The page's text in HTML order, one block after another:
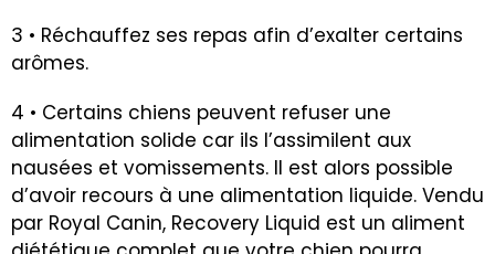
3 • Réchauffez ses repas afin d’exalter certains
arômes.
4 • Certains chiens peuvent refuser une
alimentation solide car ils l’assimilent aux
nausées et vomissements. Il est alors possible
d’avoir recours à une alimentation liquide. Vendu
par Royal Canin, Recovery Liquid est un aliment